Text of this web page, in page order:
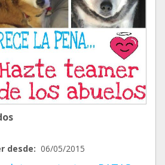
desde: 06/05/2015